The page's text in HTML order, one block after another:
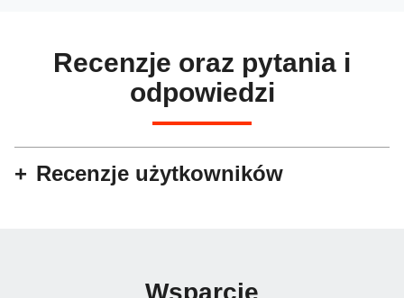
Recenzje oraz pytania i
odpowiedzi
Recenzje użytkowników
Wsparcie